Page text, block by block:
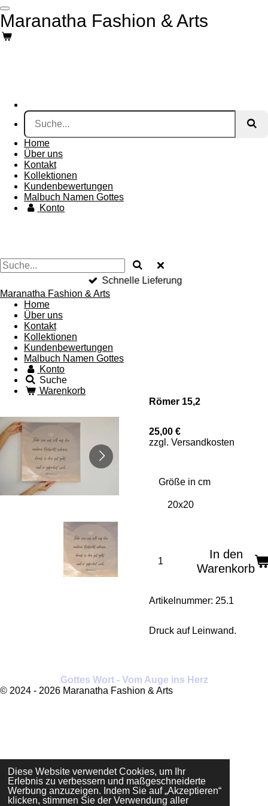
Diese Website verwendet Cookies, um Ihr
Erlebnis zu verbessern und maßgeschneiderte
Werbung anzuzeigen. Indem Sie auf „Akzeptieren“
klicken, stimmen Sie der Verwendung aller
Zum
Hauptinhalt
springen
Maranatha Fashion & Arts
Home
Über uns
Kontakt
Kollektionen
Kundenbewertungen
Malbuch Namen Gottes
Konto
Schnelle Lieferung
Maranatha Fashion & Arts
Home
Über uns
Kontakt
Kollektionen
Kundenbewertungen
Malbuch Namen Gottes
Konto
Suche
Warenkorb
Römer 15,2
25,00 €
zzgl. Versandkosten
Größe in cm
In den
Warenkorb
Artikelnummer: 25.1
Druck auf Leinwand.
Gottes Wort - Vom Auge ins Herz
© 2024 - 2026 Maranatha Fashion & Arts